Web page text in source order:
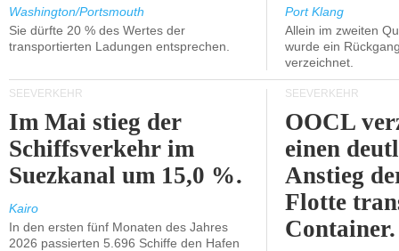
Washington/Portsmouth
Sie dürfte 20 % des Wertes der
transportierten Ladungen entsprechen.
Port Klang
Allein im zweiten
wurde ein
verzeichnet.
SEEVERKEHR
Im Mai stieg der
Schiffsverkehr im
Suezkanal um 15,0 %.
Kairo
In den ersten fünf Monaten des Jahres
2026 passierten 5.696 Schiffe den Hafen
SEEVERKEHR
OOCL
einen
Anstieg
Flotte
Container.